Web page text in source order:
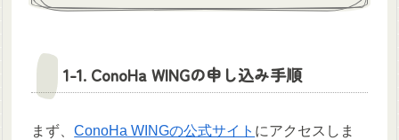
1-1. ConoHa WINGの申し込み手順
まず、ConoHa WINGの公式サイト にアクセスしま